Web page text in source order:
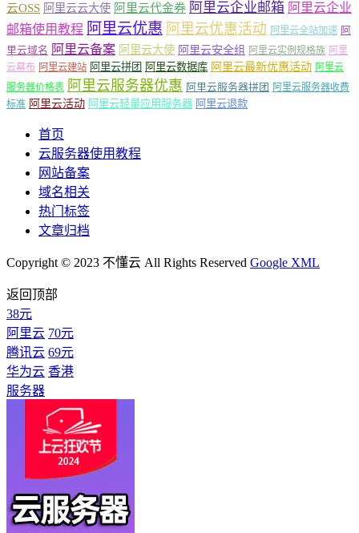
云OSS 阿里云云大使 阿里云代金券 阿里云企业邮箱 阿里云企业
邮箱使用教程 阿里云优惠 阿里云优惠活动 阿里云全站加速 阿
里云域名 阿里云备案 阿里云大使 阿里云安全组 阿里云实例规格族 阿里
云幕布 阿里云建站 阿里云拼团 阿里云数据库 阿里云最新优惠活动 阿里云
服务器价格表 阿里云服务器优惠 阿里云服务器拼团 阿里云服务器收费
标准 阿里云活动 阿里云轻量应用服务器 阿里云退款
首页
云服务器使用教程
网站备案
域名相关
热门标签
文章归档
Copyright © 2023 不懂云 All Rights Reserved Google XML
返回顶部
38元
阿里云 70元
腾讯云 69元
华为云 香港
服务器